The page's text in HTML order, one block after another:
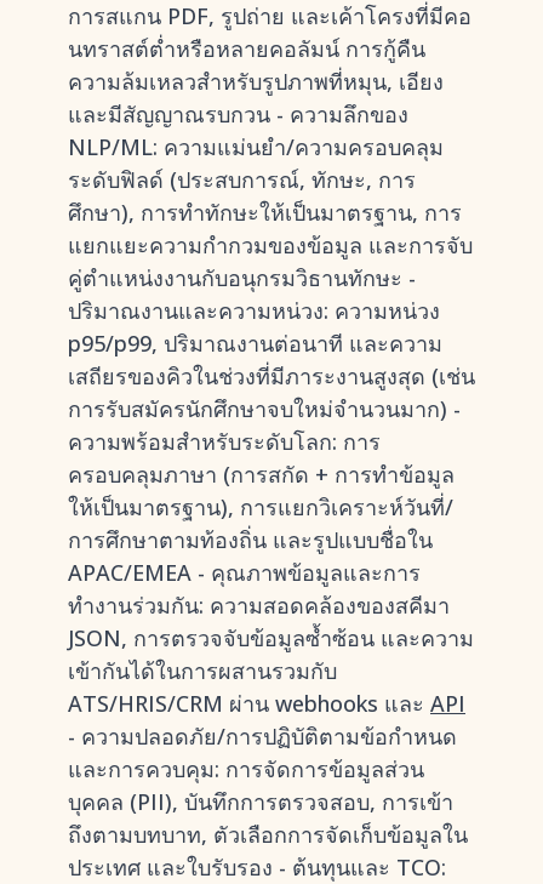
การสแกน PDF, รูปถ่าย และเค้าโครงที่มีคอ
นทราสต์ต่ำหรือหลายคอลัมน์ การกู้คืน
ความล้มเหลวสำหรับรูปภาพที่หมุน, เอียง
และมีสัญญาณรบกวน - ความลึกของ
NLP/ML: ความแม่นยำ/ความครอบคลุม
ระดับฟิลด์ (ประสบการณ์, ทักษะ, การ
ศึกษา), การทำทักษะให้เป็นมาตรฐาน, การ
แยกแยะความกำกวมของข้อมูล และการจับ
คู่ตำแหน่งงานกับอนุกรมวิธานทักษะ -
ปริมาณงานและความหน่วง: ความหน่วง
p95/p99, ปริมาณงานต่อนาที และความ
เสถียรของคิวในช่วงที่มีภาระงานสูงสุด (เช่น
การรับสมัครนักศึกษาจบใหม่จำนวนมาก) -
ความพร้อมสำหรับระดับโลก: การ
ครอบคลุมภาษา (การสกัด + การทำข้อมูล
ให้เป็นมาตรฐาน), การแยกวิเคราะห์วันที่/
การศึกษาตามท้องถิ่น และรูปแบบชื่อใน
APAC/EMEA - คุณภาพข้อมูลและการ
ทำงานร่วมกัน: ความสอดคล้องของสคีมา
JSON, การตรวจจับข้อมูลซ้ำซ้อน และความ
เข้ากันได้ในการผสานรวมกับ
ATS/HRIS/CRM ผ่าน webhooks และ API
- ความปลอดภัย/การปฏิบัติตามข้อกำหนด
และการควบคุม: การจัดการข้อมูลส่วน
บุคคล (PII), บันทึกการตรวจสอบ, การเข้า
ถึงตามบทบาท, ตัวเลือกการจัดเก็บข้อมูลใน
ประเทศ และใบรับรอง - ต้นทุนและ TCO: